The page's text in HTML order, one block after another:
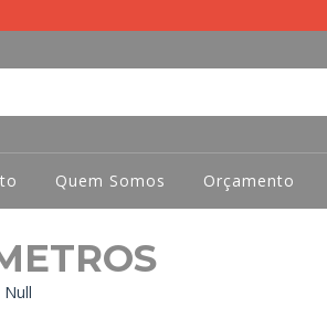
Quem Somos Orçamento
Null